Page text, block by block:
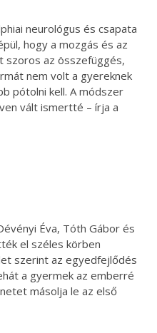
neurológus és csapata
hogy a mozgás és az
az összefüggés,
nem volt a gyereknek
pótolni kell. A módszer
vált ismertté – írja a
Éva, Tóth Gábor és
el széles körben
szerint az egyedfejlődés
a gyermek az emberré
másolja le az első